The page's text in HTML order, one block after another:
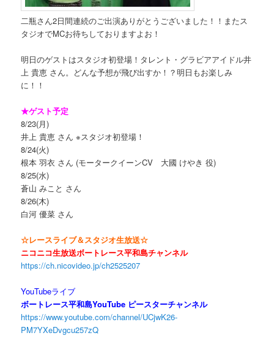
二瓶さん2日間連続のご出演ありがとうございました！！またス
タジオでMCお待ちしておりますよお！
明日のゲストはスタジオ初登場！タレント・グラビアアイドル井
上 貴恵 さん。どんな予想が飛び出すか！？明日もお楽しみ
に！！
★ゲスト予定
8/23(月)
井上 貴恵 さん ※スタジオ初登場！
8/24(火)
根本 羽衣 さん (モータークイーンCV 大國 けやき 役)
8/25(水)
蒼山 みこと さん
8/26(木)
白河 優菜 さん
☆レースライブ＆スタジオ生放送☆
ニコニコ生放送ボートレース平和島チャンネル
https://ch.nicovideo.jp/ch2525207
YouTubeライブ
ボートレース平和島YouTube ピースターチャンネル
https://www.youtube.com/channel/UCjwK26-
PM7YXeDvgcu257zQ